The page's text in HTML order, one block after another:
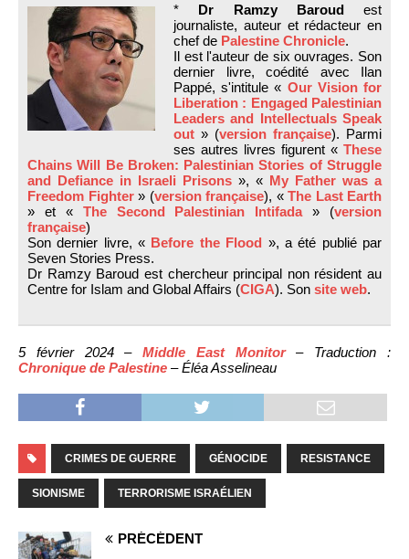
* Dr Ramzy Baroudest
journaliste, auteur et rédacteur en
chef de Palestine Chronicle.
Il est l'auteur de six ouvrages. Son
dernier livre, coédité avec Ilan
Pappé, s'intitule « Our Vision for
Liberation : Engaged Palestinian
Leaders and Intellectuals Speak
out » (version française). Parmi
ses autres livres figurent « These
Chains Will Be Broken: Palestinian Stories of Struggle
and Defiance in Israeli Prisons », « My Father was a
Freedom Fighter» (version française), « The Last Earth
» et « The Second Palestinian Intifada» (version
française)
Son dernier livre, « Before the Flood », a été publié par
Seven Stories Press.
Dr Ramzy Baroud est chercheur principal non résident au
Centre for Islam and Global Affairs (CIGA). Son site web.
5 février 2024 –Middle East Monitor– Traduction :
Chronique de Palestine – Éléa Asselineau
CRIMES DE GUERRE GÉNOCIDE RESISTANCE
SIONISME TERRORISME ISRAÉLIEN
PRÉCÉDENT